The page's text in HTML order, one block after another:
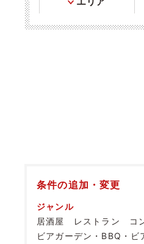
条件の追加・変更
ジャンル
居酒屋
レストラン コ
ビアガーデン・BBQ・ビ